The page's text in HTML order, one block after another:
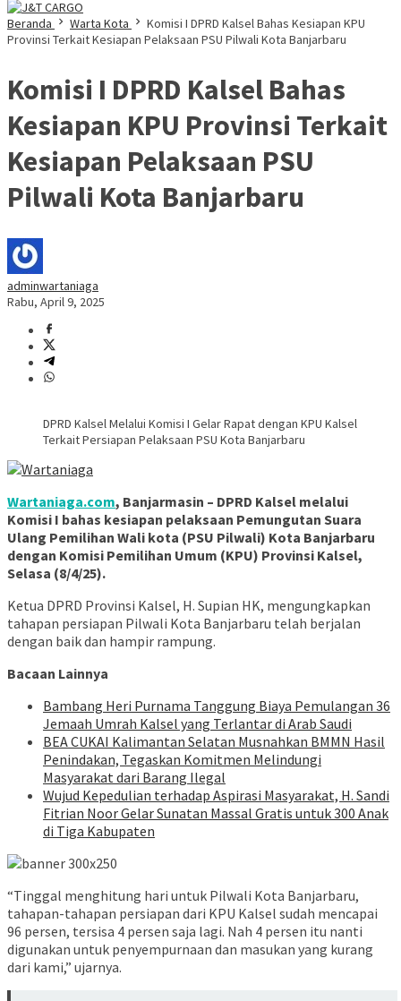
Beranda
Warta Kota
Komisi I DPRD Kalsel Bahas Kesiapan KPU
Provinsi Terkait Kesiapan Pelaksaan PSU Pilwali Kota Banjarbaru
Komisi I DPRD Kalsel Bahas
Kesiapan KPU Provinsi Terkait
Kesiapan Pelaksaan PSU
Pilwali Kota Banjarbaru
adminwartaniaga
Rabu, April 9, 2025
DPRD Kalsel Melalui Komisi I Gelar Rapat dengan KPU Kalsel
Terkait Persiapan Pelaksaan PSU Kota Banjarbaru
Wartaniaga.com, Banjarmasin – DPRD Kalsel melalui
Komisi I bahas kesiapan pelaksaan Pemungutan Suara
Ulang Pemilihan Wali kota (PSU Pilwali) Kota Banjarbaru
dengan Komisi Pemilihan Umum (KPU) Provinsi Kalsel,
Selasa (8/4/25).
Ketua DPRD Provinsi Kalsel, H. Supian HK, mengungkapkan
tahapan persiapan Pilwali Kota Banjarbaru telah berjalan
dengan baik dan hampir rampung.
Bacaan Lainnya
Bambang Heri Purnama Tanggung Biaya Pemulangan 36
Jemaah Umrah Kalsel yang Terlantar di Arab Saudi
BEA CUKAI Kalimantan Selatan Musnahkan BMMN Hasil
Penindakan, Tegaskan Komitmen Melindungi
Masyarakat dari Barang Ilegal
Wujud Kepedulian terhadap Aspirasi Masyarakat, H. Sandi
Fitrian Noor Gelar Sunatan Massal Gratis untuk 300 Anak
di Tiga Kabupaten
“Tinggal menghitung hari untuk Pilwali Kota Banjarbaru,
tahapan-tahapan persiapan dari KPU Kalsel sudah mencapai
96 persen, tersisa 4 persen saja lagi. Nah 4 persen itu nanti
digunakan untuk penyempurnaan dan masukan yang kurang
dari kami,” ujarnya.